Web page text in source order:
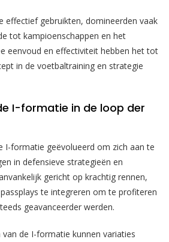
effectief gebruikten, domineerden vaak
tot kampioenschappen en het
eenvoud en effectiviteit hebben het tot
in de voetbaltraining en strategie
I-formatie in de loop der
I-formatie geëvolueerd om zich aan te
in defensieve strategieën en
gericht op krachtig rennen,
te integreren om te profiteren
geavanceerder werden.
de I-formatie kunnen variaties